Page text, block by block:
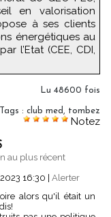
en valorisation
à ses clients
énergétiques au
l’Etat (CEE, CDI,
Lu 48600 fois
Tags : club med, tombez
Notez
au plus récent
16:30
Alerter
alors qu'il était un